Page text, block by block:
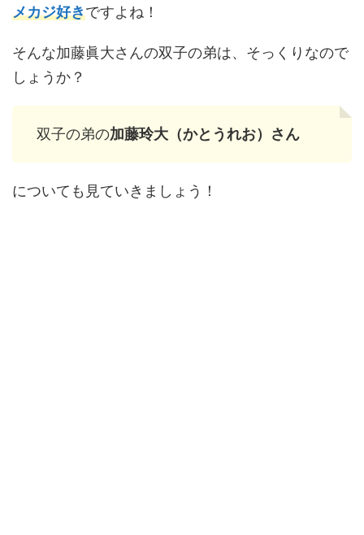
メカジ好きですよね！
そんな加藤眞大さんの双子の弟は、そっくりなので
しょうか？
双子の弟の加藤玲大（かとうれお）さん
についても見ていきましょう！